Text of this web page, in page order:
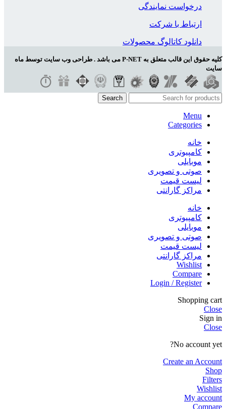
درخواست نمایندگی
ارتباط با شرکت
دانلود کاتالوگ محصولات
کلیه حقوق این قالب متعلق به P-NET می باشد . طراحی وب سایت توسط ماه
سایت
Search
Menu
Categories
خانه
کامپیوتری
موبایلی
صوتی و تصویری
لیست قیمت
مراکز گارانتی
خانه
کامپیوتری
موبایلی
صوتی و تصویری
لیست قیمت
مراکز گارانتی
Wishlist
Compare
Login / Register
Shopping cart
Close
Sign in
Close
No account yet?
Create an Account
Shop
Filters
Wishlist
My account
Compare